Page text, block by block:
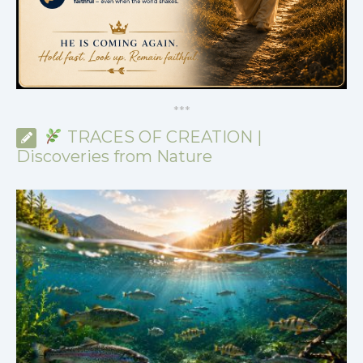
***
TRACES OF CREATION |
Discoveries from Nature